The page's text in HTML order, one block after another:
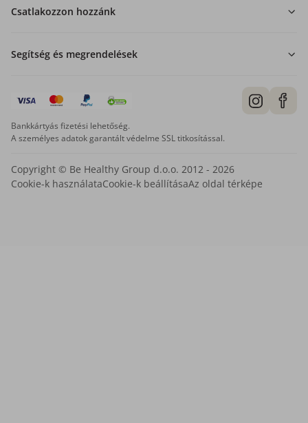
Csatlakozzon hozzánk
Segítség és megrendelések
Bankkártyás fizetési lehetőség.
A személyes adatok garantált védelme SSL titkosítással.
Copyright © Be Healthy Group d.o.o. 2012 - 2026
Cookie-k használataCookie-k beállításaAz oldal térképe